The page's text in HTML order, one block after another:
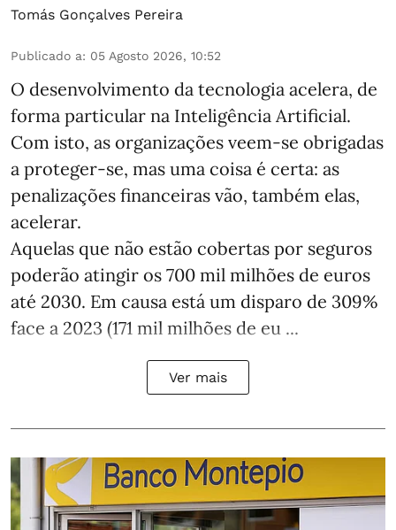
Tomás Gonçalves Pereira
Publicado a: 05 Agosto 2026, 10:52
O desenvolvimento da tecnologia acelera, de
forma particular na Inteligência Artificial.
Com isto, as organizações veem-se obrigadas
a proteger-se, mas uma coisa é certa: as
penalizações financeiras vão, também elas,
acelerar.
Aquelas que não estão cobertas por seguros
poderão atingir os 700 mil milhões de euros
até 2030. Em causa está um disparo de 309%
face a 2023 (171 mil milhões de eu ...
Ver mais